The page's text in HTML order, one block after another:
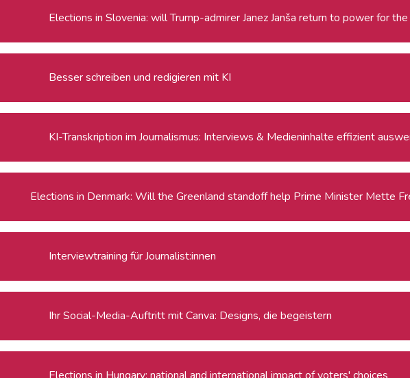
Elections in Slovenia: will Trump-admirer Janez Janša return to power for
Besser schreiben und redigieren mit KI
KI-Transkription im Journalismus: Interviews & Medieninhalte effizient
Elections in Denmark: Will the Greenland standoff help Prime Minister Mette
Interviewtraining für Journalist:innen
Ihr Social-Media-Auftritt mit Canva: Designs, die begeistern
Elections in Hungary: national and international impact of voters' choices